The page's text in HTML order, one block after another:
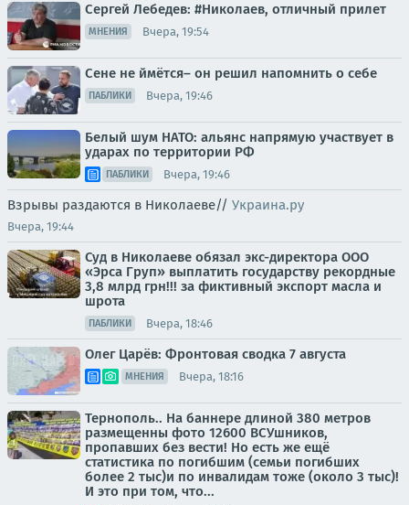
Сергей Лебедев: #Николаев, отличный прилет
МНЕНИЯ Вчера, 19:54
Сене не ймётся– он решил напомнить о себе
ПАБЛИКИ Вчера, 19:46
Белый шум НАТО: альянс напрямую участвует в
ударах по территории РФ
ПАБЛИКИ Вчера, 19:46
Взрывы раздаются в Николаеве// Украина.ру
Вчера, 19:44
Суд в Николаеве обязал экс-директора ООО
«Эрса Груп» выплатить государству рекордные
3,8 млрд грн!!! за фиктивный экспорт масла и
шрота
ПАБЛИКИ Вчера, 18:46
Олег Царёв: Фронтовая сводка 7 августа
МНЕНИЯ Вчера, 18:16
Тернополь.. На баннере длиной 380 метров
размещенны фото 12600 ВСУшников,
пропавших без вести! Но есть же ещё
статистика по погибшим (семьи погибших
более 2 тыс)и по инвалидам тоже (около 3 тыс)!
И это при том, что...